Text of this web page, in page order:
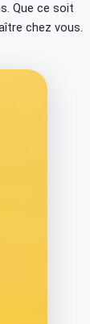
Que ce soit
chez vous.